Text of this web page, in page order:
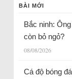
BÀI MỚI
Bắc ninh:
còn bỏ ngỏ?
08/08/2026
Cá độ bóng